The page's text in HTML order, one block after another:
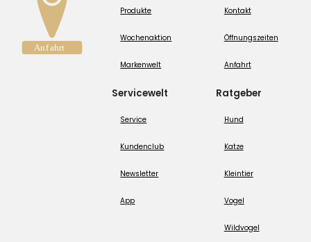
Produkte
Wochenaktion
Markenwelt
Servicewelt
Service
Kundenclub
Newsletter
App
Kontakt
Öffnungszeiten
Anfahrt
Ratgeber
Hund
Katze
Kleintier
Vogel
Wildvogel